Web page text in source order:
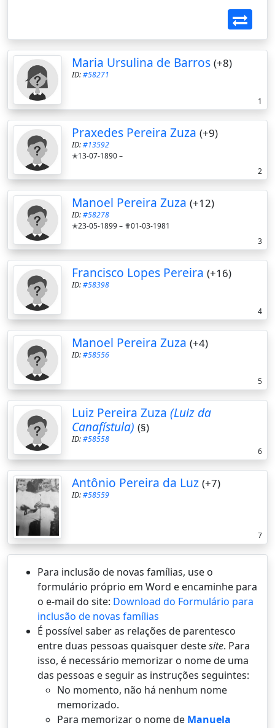
Maria Ursulina de Barros (+8)
ID:#58271
1
Praxedes Pereira Zuza (+9)
ID:#13592
✭13-07-1890 –
2
Manoel Pereira Zuza (+12)
ID:#58278
✭23-05-1899 – ✟01-03-1981
3
Francisco Lopes Pereira (+16)
ID:#58398
4
Manoel Pereira Zuza (+4)
ID:#58556
5
Luiz Pereira Zuza (Luiz da
Canafístula) (§)
ID:#58558
6
Antônio Pereira da Luz (+7)
ID:#58559
7
Para inclusão de novas famílias, use o
formulário próprio em Word e encaminhe para
o e-mail do site: Download do Formulário para
inclusão de novas famílias
É possí­vel saber as relações de parentesco
entre duas pessoas quaisquer destesite. Para
isso, é necessário memorizar o nome de uma
das pessoas e seguir as instruções seguintes:
No momento, não há nenhum nome
memorizado.
Para memorizar o nome de Manuela